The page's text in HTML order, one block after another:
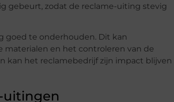
gebeurt, zodat de reclame-uiting stevig
goed te onderhouden. Dit kan
materialen en het controleren van de
kan het reclamebedrijf zijn impact blijven
uitingen